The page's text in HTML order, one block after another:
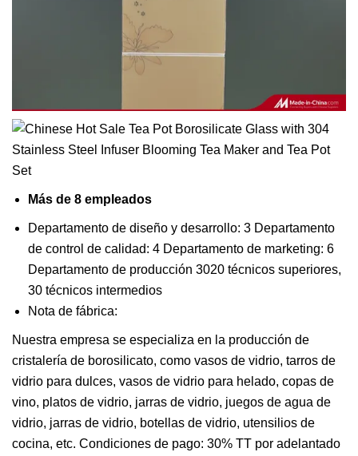
Más de 8 empleados
Departamento de diseño y desarrollo: 3 Departamento
de control de calidad: 4 Departamento de marketing: 6
Departamento de producción 3020 técnicos superiores,
30 técnicos intermedios
Nota de fábrica:
Nuestra empresa se especializa en la producción de
cristalería de borosilicato, como vasos de vidrio, tarros de
vidrio para dulces, vasos de vidrio para helado, copas de
vino, platos de vidrio, jarras de vidrio, juegos de agua de
vidrio, jarras de vidrio, botellas de vidrio, utensilios de
cocina, etc. Condiciones de pago: 30% TT por adelantado